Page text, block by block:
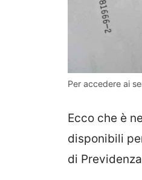
Per accedere ai
Ecco che è
disponibili
di